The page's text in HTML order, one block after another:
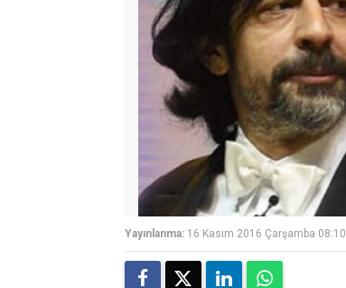
Yayınlanma: 16 Kasım 2016 Çarşamba 08:10